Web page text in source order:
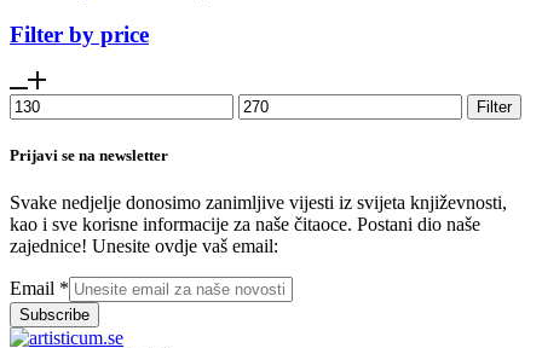
Filter by price
Min
price
Max
price
Filter
Prijavi se na newsletter
Svake nedjelje donosimo zanimljive vijesti iz svijeta književnosti,
kao i sve korisne informacije za naše čitaoce. Postani dio naše
zajednice! Unesite ovdje vaš email:
Email *
Subscribe